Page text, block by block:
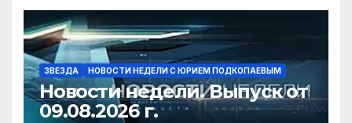
ЗВЕЗДА НОВОСТИ НЕДЕЛИ С ЮРИЕМ ПОДКОПАЕВЫМ
Новости недели. Выпуск от
09.08.2026 г.